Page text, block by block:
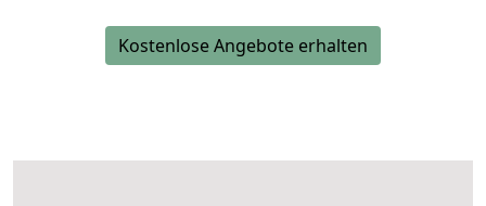
Kostenlose Angebote erhalten